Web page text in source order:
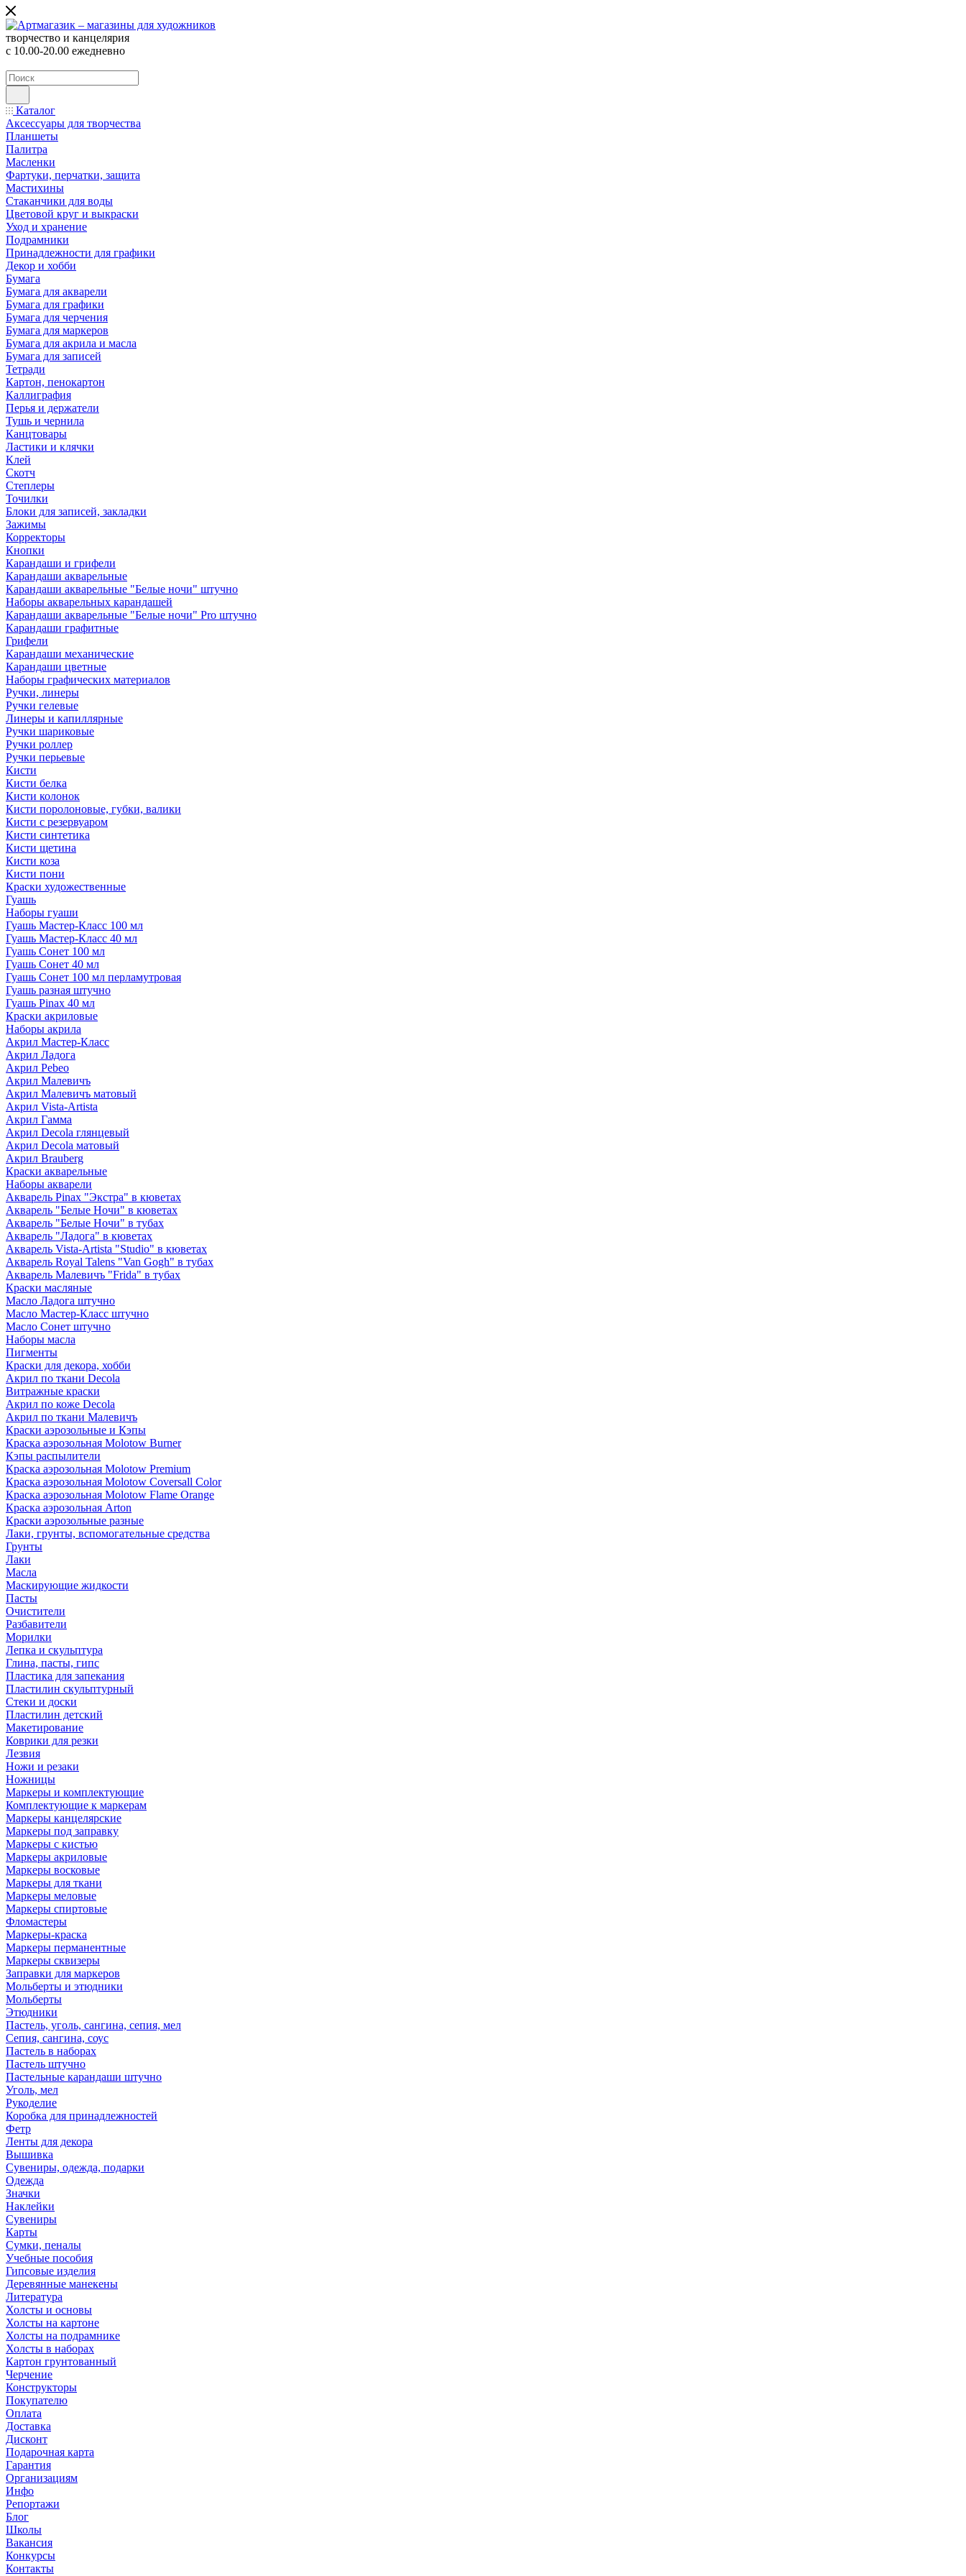
творчество и канцелярия
с 10.00-20.00 ежедневно
Каталог
Аксессуары для творчества
Планшеты
Палитра
Масленки
Фартуки, перчатки, защита
Мастихины
Стаканчики для воды
Цветовой круг и выкраски
Уход и хранение
Подрамники
Принадлежности для графики
Декор и хобби
Бумага
Бумага для акварели
Бумага для графики
Бумага для черчения
Бумага для маркеров
Бумага для акрила и масла
Бумага для записей
Тетради
Картон, пенокартон
Каллиграфия
Перья и держатели
Тушь и чернила
Канцтовары
Ластики и клячки
Клей
Скотч
Степлеры
Точилки
Блоки для записей, закладки
Зажимы
Корректоры
Кнопки
Карандаши и грифели
Карандаши акварельные
Карандаши акварельные "Белые ночи" штучно
Наборы акварельных карандашей
Карандаши акварельные "Белые ночи" Pro штучно
Карандаши графитные
Грифели
Карандаши механические
Карандаши цветные
Наборы графических материалов
Ручки, линеры
Ручки гелевые
Линеры и капиллярные
Ручки шариковые
Ручки роллер
Ручки перьевые
Кисти
Кисти белка
Кисти колонок
Кисти поролоновые, губки, валики
Кисти с резервуаром
Кисти синтетика
Кисти щетина
Кисти коза
Кисти пони
Краски художественные
Гуашь
Наборы гуаши
Гуашь Мастер-Класс 100 мл
Гуашь Мастер-Класс 40 мл
Гуашь Сонет 100 мл
Гуашь Сонет 40 мл
Гуашь Сонет 100 мл перламутровая
Гуашь разная штучно
Гуашь Pinax 40 мл
Краски акриловые
Наборы акрила
Акрил Мастер-Класс
Акрил Ладога
Акрил Pebeo
Акрил Малевичъ
Акрил Малевичъ матовый
Акрил Vista-Artista
Акрил Гамма
Акрил Decola глянцевый
Акрил Decola матовый
Акрил Brauberg
Краски акварельные
Наборы акварели
Акварель Pinax "Экстра" в кюветах
Акварель "Белые Ночи" в кюветах
Акварель "Белые Ночи" в тубах
Акварель "Ладога" в кюветах
Акварель Vista-Artista "Studio" в кюветах
Акварель Royal Talens "Van Gogh" в тубах
Акварель Малевичъ "Frida" в тубах
Краски масляные
Масло Ладога штучно
Масло Мастер-Класс штучно
Масло Сонет штучно
Наборы масла
Пигменты
Краски для декора, хобби
Акрил по ткани Decola
Витражные краски
Акрил по коже Decola
Акрил по ткани Малевичъ
Краски аэрозольные и Кэпы
Краска аэрозольная Molotow Burner
Кэпы распылители
Краска аэрозольная Molotow Premium
Краска аэрозольная Molotow Coversall Color
Краска аэрозольная Molotow Flame Orange
Краска аэрозольная Arton
Краски аэрозольные разные
Лаки, грунты, вспомогательные средства
Грунты
Лаки
Масла
Маскирующие жидкости
Пасты
Очистители
Разбавители
Морилки
Лепка и скульптура
Глина, пасты, гипс
Пластика для запекания
Пластилин скульптурный
Стеки и доски
Пластилин детский
Макетирование
Коврики для резки
Лезвия
Ножи и резаки
Ножницы
Маркеры и комплектующие
Комплектующие к маркерам
Маркеры канцелярские
Маркеры под заправку
Маркеры с кистью
Маркеры акриловые
Маркеры восковые
Маркеры для ткани
Маркеры меловые
Маркеры спиртовые
Фломастеры
Маркеры-краска
Маркеры перманентные
Маркеры сквизеры
Заправки для маркеров
Мольберты и этюдники
Мольберты
Этюдники
Пастель, уголь, сангина, сепия, мел
Сепия, сангина, соус
Пастель в наборах
Пастель штучно
Пастельные карандаши штучно
Уголь, мел
Рукоделие
Коробка для принадлежностей
Фетр
Ленты для декора
Вышивка
Сувениры, одежда, подарки
Одежда
Значки
Наклейки
Сувениры
Карты
Сумки, пеналы
Учебные пособия
Гипсовые изделия
Деревянные манекены
Литература
Холсты и основы
Холсты на картоне
Холсты на подрамнике
Холсты в наборах
Картон грунтованный
Черчение
Конструкторы
Покупателю
Оплата
Доставка
Дисконт
Подарочная карта
Гарантия
Организациям
Инфо
Репортажи
Блог
Школы
Вакансия
Конкурсы
Контакты